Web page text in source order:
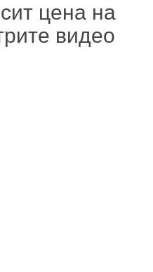
цена на
видео